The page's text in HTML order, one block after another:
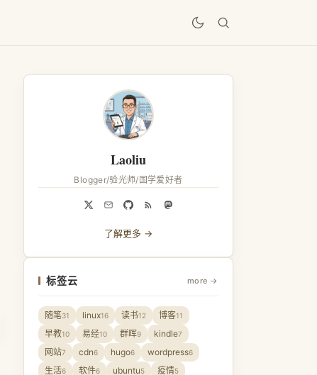
Laoliu
Blogger/验光师/国学爱好者
了解更多 →
标签云 more →
随笔31 linux16 读书12 博客11
早教10 易经10 群晖9 kindle7
网站7 cdn6 hugo6 wordpress6
生活6 软件6 ubuntu5 疫情5